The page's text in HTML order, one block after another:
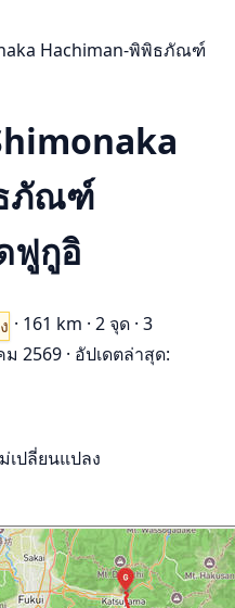
Hachiman-พิพิธภัณฑ์
ภัณฑ์
ฟูกูอิ
· 161 km · 2 จุด · 3
2569 · อัปเดตล่าสุด:
ปลี่ยนแปลง